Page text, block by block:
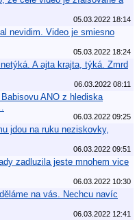
05.03.2022 18:14
nevidim. Video je smiesno
05.03.2022 18:24
A ajta krajta, týká. Zmrd
06.03.2022 08:11
ANO z hlediska
06.03.2022 09:25
jdou na ruku neziskovky,
06.03.2022 09:51
zadluzila jeste mnohem vice
06.03.2022 10:30
na vás. Nechcu navíc
06.03.2022 12:41